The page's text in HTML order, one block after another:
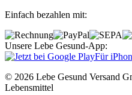
Einfach bezahlen mit:
Unsere Lebe Gesund-App:
Für
© 2026 Lebe Gesund Versand
Lebensmittel